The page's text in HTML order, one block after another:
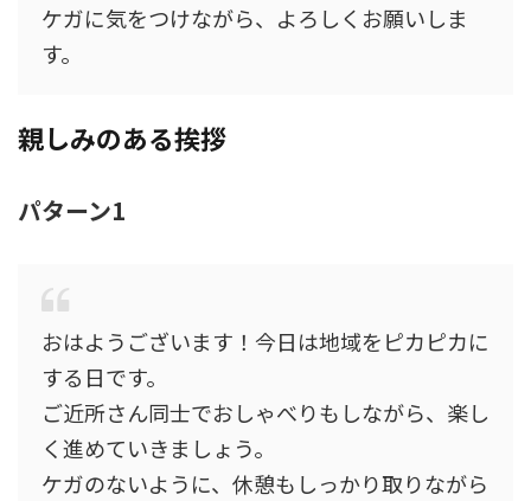
ケガに気をつけながら、よろしくお願いしま
す。
親しみのある挨拶
パターン1
おはようございます！今日は地域をピカピカに
する日です。
ご近所さん同士でおしゃべりもしながら、楽し
く進めていきましょう。
ケガのないように、休憩もしっかり取りながら